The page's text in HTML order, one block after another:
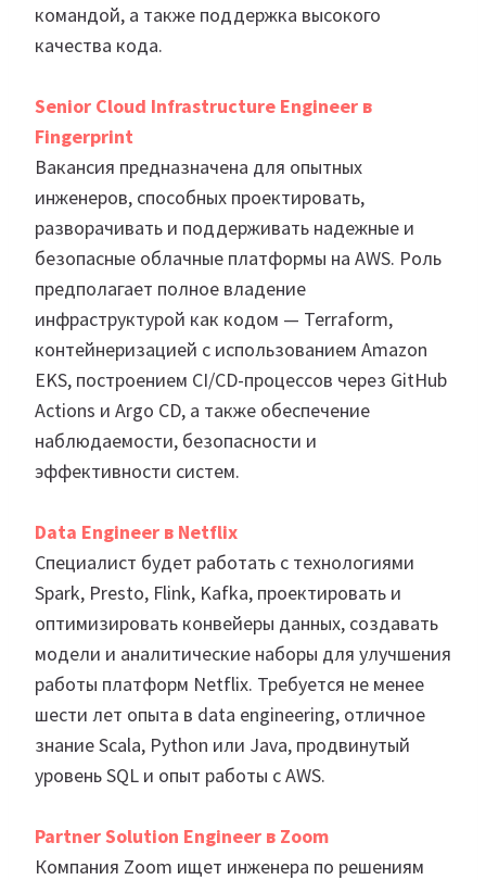
командой, а также поддержка высокого
качества кода.
Senior Cloud Infrastructure Engineer в
Fingerprint
Вакансия предназначена для опытных
инженеров, способных проектировать,
разворачивать и поддерживать надежные и
безопасные облачные платформы на AWS. Роль
предполагает полное владение
инфраструктурой как кодом — Terraform,
контейнеризацией с использованием Amazon
EKS, построением CI/CD-процессов через GitHub
Actions и Argo CD, а также обеспечение
наблюдаемости, безопасности и
эффективности систем.
Data Engineer в Netflix
Специалист будет работать с технологиями
Spark, Presto, Flink, Kafka, проектировать и
оптимизировать конвейеры данных, создавать
модели и аналитические наборы для улучшения
работы платформ Netflix. Требуется не менее
шести лет опыта в data engineering, отличное
знание Scala, Python или Java, продвинутый
уровень SQL и опыт работы с AWS.
Partner Solution Engineer в Zoom
Компания Zoom ищет инженера по решениям